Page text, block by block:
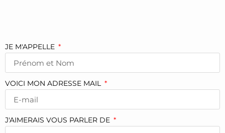
JE M'APPELLE
VOICI MON ADRESSE MAIL
J'AIMERAIS VOUS PARLER DE